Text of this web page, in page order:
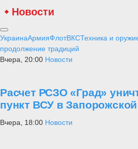
Новости
УкраинаАрмияФлотВКСТехника и
продолжение традиций
Вчера, 20:00 Новости
Расчет РСЗО «Град»
пункт ВСУ в
Вчера, 18:00 Новости